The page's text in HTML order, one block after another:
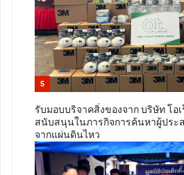
5
รับมอบบริจาคสิ่งของจาก บริษัท โอ
สนับสนุนในภารกิจการค้นหาผู้ประ
จากแผ่นดินไหว